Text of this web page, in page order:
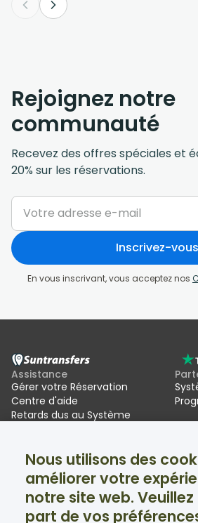
Rejoignez notre
communauté
Recevez des offres spéciales et
20% sur les réservations.
Inscrivez-vous
En vous inscrivant, vous acceptez nos
Assistance
Gérer votre Réservation
Centre d'aide
Retards dus au Système
Suntransfers
À propos
Transferts au ski
Assistance disponible 24h/24 et 7j/
Nous utilisons des
améliorer votre
notre site web.
part de vos